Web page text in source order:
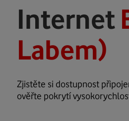
Internet
Labem)
Zjistěte si dostupnost
ověřte pokrytí